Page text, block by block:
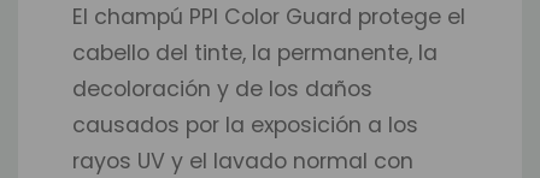
El champú PPI Color Guard protege el
cabello del tinte, la permanente, la
decoloración y de los daños
causados por la exposición a los
rayos UV y el lavado normal con